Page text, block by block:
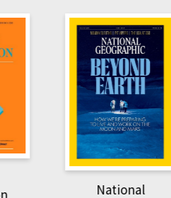
Harvard Business
Review